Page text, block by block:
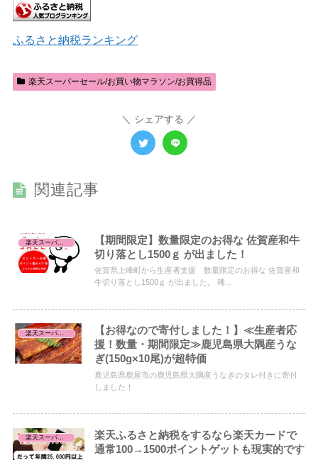
ふるさと納税ランキング
楽天スーパーセール/お買い物マラソン/お買得品
シェアする
関連記事
【期間限定】数量限定のお得な 佐賀産和牛
切り落とし1500ｇ が出ました！
佐賀県上峰町から生産者支援 数量限定のお得な 佐賀産和
牛切り落とし1500ｇ が出ました。 稀...
【お得なので寄付しました！】≪生産者応
援！数量・期間限定≫鹿児島県大隅産うな
ぎ(150g×10尾)が超特価
鹿児島県鹿屋市の鹿児島県大隅産うなぎのタレ付きに寄付
しました！
楽天スーパーセール/お買い物マラソン/お買得品
楽天ふるさと納税をするなら楽天カードで
通常100→1500ポイントゲットも現実的です